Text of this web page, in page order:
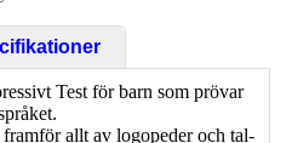
Test för barn som prövar
framför allt av logopeder och tal-